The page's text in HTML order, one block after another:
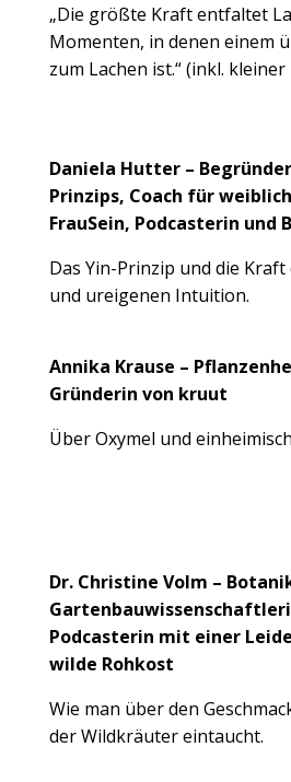
„Die größte Kraft entfaltet
Momenten, in denen einem
zum Lachen ist.“ (inkl.
Daniela Hutter –
Prinzips, Coach für
FrauSein, Podcasterin und
Das Yin-Prinzip und die
und ureigenen Intuition.
Annika Krause –
Gründerin von kruut
Über Oxymel und
Dr. Christine Volm –
Podcasterin mit einer
wilde Rohkost
Wie man über den
der Wildkräuter eintaucht.